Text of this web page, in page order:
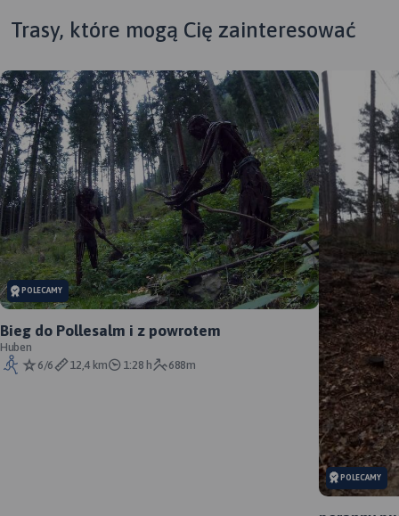
Trasy, które mogą Cię zainteresować
POLECAMY
Bieg do Pollesalm i z powrotem
Huben
6/6
12,4 km 1:28 h 688m
POLECAMY